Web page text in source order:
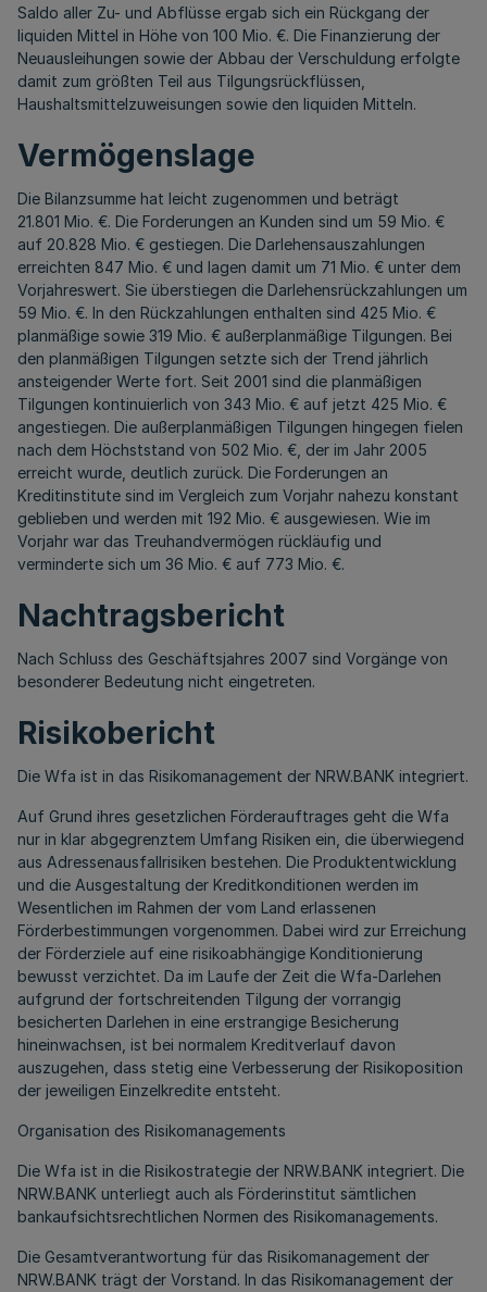
Saldo aller Zu- und Abflüsse ergab sich ein Rückgang der
liquiden Mittel in Höhe von 100 Mio. €. Die Finanzierung der
Neuausleihungen sowie der Abbau der Verschuldung erfolgte
damit zum größten Teil aus Tilgungsrückflüssen,
Haushaltsmittelzuweisungen sowie den liquiden Mitteln.
Vermögenslage
Die Bilanzsumme hat leicht zugenommen und beträgt
21.801 Mio. €. Die Forderungen an Kunden sind um 59 Mio. €
auf 20.828 Mio. € gestiegen. Die Darlehensauszahlungen
erreichten 847 Mio. € und lagen damit um 71 Mio. € unter dem
Vorjahreswert. Sie überstiegen die Darlehensrückzahlungen um
59 Mio. €. In den Rückzahlungen enthalten sind 425 Mio. €
planmäßige sowie 319 Mio. € außerplanmäßige Tilgungen. Bei
den planmäßigen Tilgungen setzte sich der Trend jährlich
ansteigender Werte fort. Seit 2001 sind die planmäßigen
Tilgungen kontinuierlich von 343 Mio. € auf jetzt 425 Mio. €
angestiegen. Die außerplanmäßigen Tilgungen hingegen fielen
nach dem Höchststand von 502 Mio. €, der im Jahr 2005
erreicht wurde, deutlich zurück. Die Forderungen an
Kreditinstitute sind im Vergleich zum Vorjahr nahezu konstant
geblieben und werden mit 192 Mio. € ausgewiesen. Wie im
Vorjahr war das Treuhandvermögen rückläufig und
verminderte sich um 36 Mio. € auf 773 Mio. €.
Nachtragsbericht
Nach Schluss des Geschäftsjahres 2007 sind Vorgänge von
besonderer Bedeutung nicht eingetreten.
Risikobericht
Die Wfa ist in das Risikomanagement der NRW.BANK integriert.
Auf Grund ihres gesetzlichen Förderauftrages geht die Wfa
nur in klar abgegrenztem Umfang Risiken ein, die überwiegend
aus Adressenausfallrisiken bestehen. Die Produktentwicklung
und die Ausgestaltung der Kreditkonditionen werden im
Wesentlichen im Rahmen der vom Land erlassenen
Förderbestimmungen vorgenommen. Dabei wird zur Erreichung
der Förderziele auf eine risikoabhängige Konditionierung
bewusst verzichtet. Da im Laufe der Zeit die Wfa-Darlehen
aufgrund der fortschreitenden Tilgung der vorrangig
besicherten Darlehen in eine erstrangige Besicherung
hineinwachsen, ist bei normalem Kreditverlauf davon
auszugehen, dass stetig eine Verbesserung der Risikoposition
der jeweiligen Einzelkredite entsteht.
Organisation des Risikomanagements
Die Wfa ist in die Risikostrategie der NRW.BANK integriert. Die
NRW.BANK unterliegt auch als Förderinstitut sämtlichen
bankaufsichtsrechtlichen Normen des Risikomanagements.
Die Gesamtverantwortung für das Risikomanagement der
NRW.BANK trägt der Vorstand. In das Risikomanagement der